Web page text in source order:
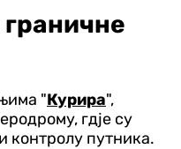
"Курира",
гдје су
контролу путника.